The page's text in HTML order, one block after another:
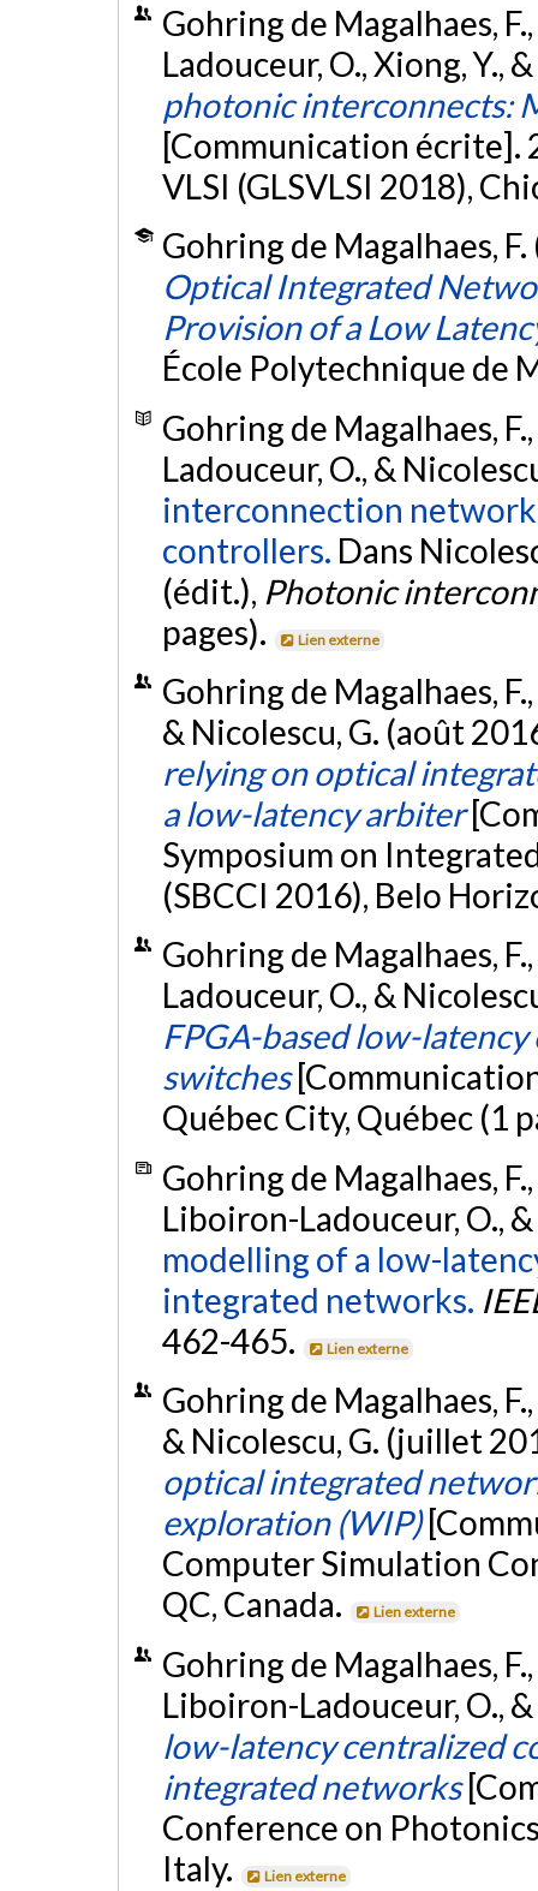
Gohring de Magalhaes,
Ladouceur, O., Xiong, Y.,
photonic interconnects:
[Communication écrite].
VLSI (GLSVLSI 2018),
Gohring de Magalhaes,
Optical Integrated
Provision of a Low
École Polytechnique de
Gohring de Magalhaes,
Ladouceur, O., &
interconnection
controllers. Dans
(édit.), Photonic
pages).
Lien externe
Gohring de Magalhaes,
& Nicolescu, G. (août
relying on optical
a low-latency arbiter
Symposium on
(SBCCI 2016), Belo
Gohring de Magalhaes,
Ladouceur, O., &
FPGA-based low-
switches
Québec City, Québec (1
Gohring de Magalhaes,
Liboiron-Ladouceur, O.,
modelling of a low-
integrated networks.
462-465.
Lien externe
Gohring de Magalhaes,
& Nicolescu, G. (juillet
optical integrated
exploration (WIP)
Computer Simulation
QC, Canada.
Lien externe
Gohring de Magalhaes,
Liboiron-Ladouceur, O.,
low-latency centralized
integrated networks
Conference on
Italy.
Lien externe